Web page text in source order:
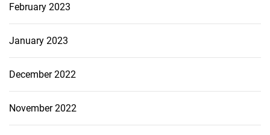
February 2023
January 2023
December 2022
November 2022